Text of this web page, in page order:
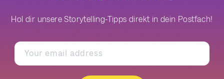
Hol dir unsere Storytelling-Tipps direkt in dein Postfach!